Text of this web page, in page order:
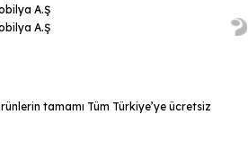
A.Ş
A.Ş
tamamı Tüm Türkiye’ye ücretsiz